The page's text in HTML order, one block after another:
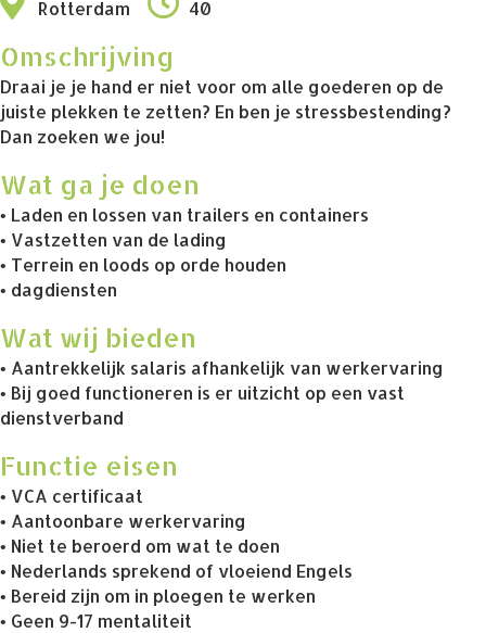
Rotterdam 40
Omschrijving
Draai je je hand er niet voor om alle goederen op de
juiste plekken te zetten? En ben je stressbestending?
Dan zoeken we jou!
Wat ga je doen
• Laden en lossen van trailers en containers
• Vastzetten van de lading
• Terrein en loods op orde houden
• dagdiensten
Wat wij bieden
• Aantrekkelijk salaris afhankelijk van werkervaring
• Bij goed functioneren is er uitzicht op een vast
dienstverband
Functie eisen
• VCA certificaat
• Aantoonbare werkervaring
• Niet te beroerd om wat te doen
• Nederlands sprekend of vloeiend Engels
• Bereid zijn om in ploegen te werken
• Geen 9-17 mentaliteit